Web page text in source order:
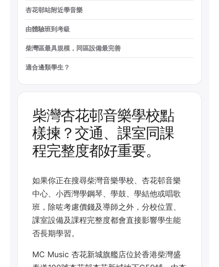
杏花邨站附近學音樂
由體驗班到考級
柴灣區最具規模，同區設備最完善
適合邊類學生？
柴灣杏花邨音樂學校點
樣揀？交通、課室同課
程完整度都好重要。
如果你正在搜尋柴灣音樂學校、杏花邨音樂
中心、小西灣學鋼琴、學鼓、學結他或唱歌
班，除咗考慮價錢及導師之外，分校位置、
課室設備及課程完整度都會直接影響學生能
否長期學習。
MC Music 杏花新城旗艦店位於香港柴灣盛